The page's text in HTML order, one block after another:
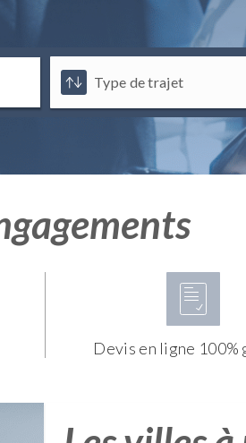
Devis en ligne